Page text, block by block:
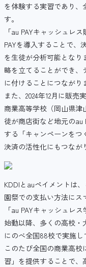
を体験する実習であり、
す。
「au PAYキャッシュレ
PAYを導入することで、
を生徒が分析可能とな
略を立てることができ
に付けることにつながり
また、2024年12月に販
商業高等学校（岡山県
徒が商店街など地元のau
する「キャンペーンをつ
決済の活性化にもつなが
KDDIとauペイメントは
園祭での支払い方法にス
「au PAYキャッシュレ
始動以降、多くの高校・
にのべ全国88校で実施し
このたび全国の商業高校
習」を提供することで、